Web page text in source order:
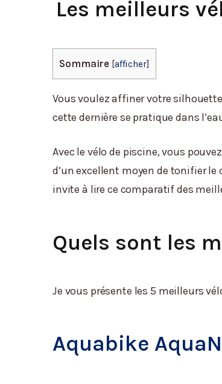
Les meilleurs
Sommaire [afficher]
Vous voulez affiner votre
cette dernière se pratique dans
Avec le vélo de piscine, vous pouvez
d’un excellent moyen de tonifier le
invite à lire ce comparatif des
Quels sont les
Je vous présente les 5 meilleurs
Aquabike